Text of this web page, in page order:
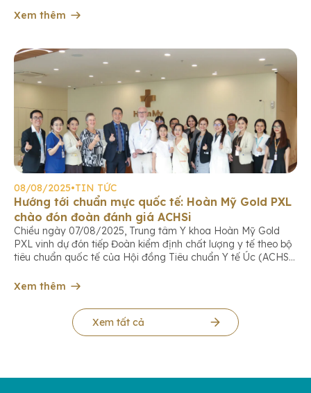
cấp cứu kịp thời. […]
Xem thêm
08/08/2025•TIN TỨC
Hướng tới chuẩn mực quốc tế: Hoàn Mỹ Gold PXL
chào đón đoàn đánh giá ACHSi
Chiều ngày 07/08/2025, Trung tâm Y khoa Hoàn Mỹ Gold
PXL vinh dự đón tiếp Đoàn kiểm định chất lượng y tế theo bộ
tiêu chuẩn quốc tế của Hội đồng Tiêu chuẩn Y tế Úc (ACHS
không ngừng nâng cao chất lượng dịch vụ, […]
Xem thêm
Xem tất cả